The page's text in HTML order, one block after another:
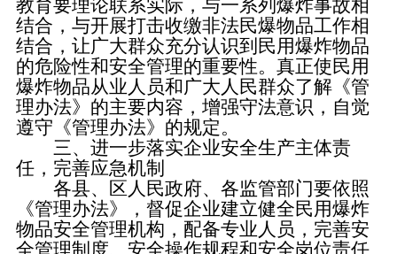
教育要理论联系实际，与一系列爆炸事故相
结合，与开展打击收缴非法民爆物品工作相
结合，让广大群众充分认识到民用爆炸物品
的危险性和安全管理的重要性。真正使民用
爆炸物品从业人员和广大人民群众了解《管
理办法》的主要内容，增强守法意识，自觉
遵守《管理办法》的规定。
三、进一步落实企业安全生产主体责
任，完善应急机制
各县、区人民政府、各监管部门要依照
《管理办法》，督促企业建立健全民用爆炸
物品安全管理机构，配备专业人员，完善安
全管理制度、安全操作规程和安全岗位责任